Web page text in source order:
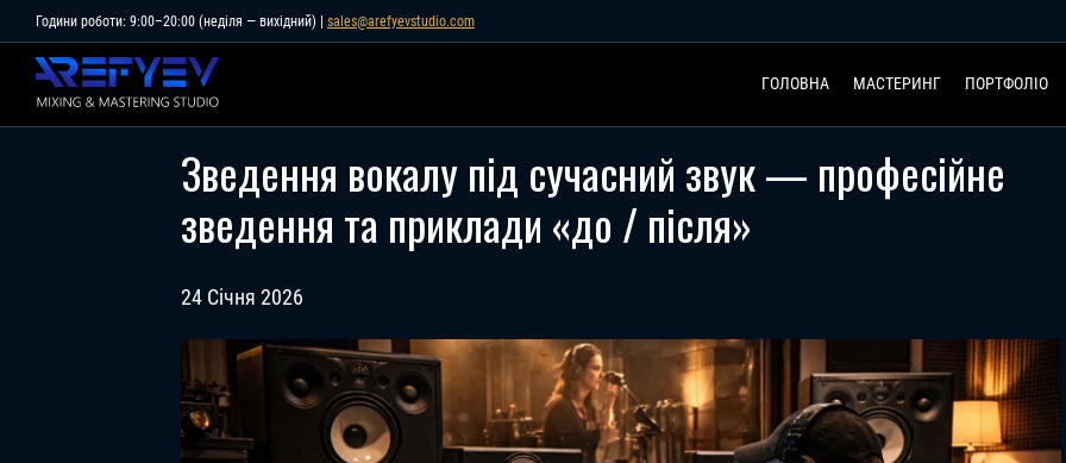
to
content
Години роботи: 9:00–20:00 (неділя — вихідний) | sales@arefyevstudio.com
ГОЛОВНА МАСТЕРИНГ ПОРТФОЛІО
Зведення вокалу під сучасний звук — професійне
зведення та приклади «до / після»
24 Січня 2026